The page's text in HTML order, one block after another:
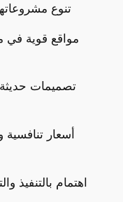
تنوع
مواقع قوية في
تصميمات
أسعار
اهتمام